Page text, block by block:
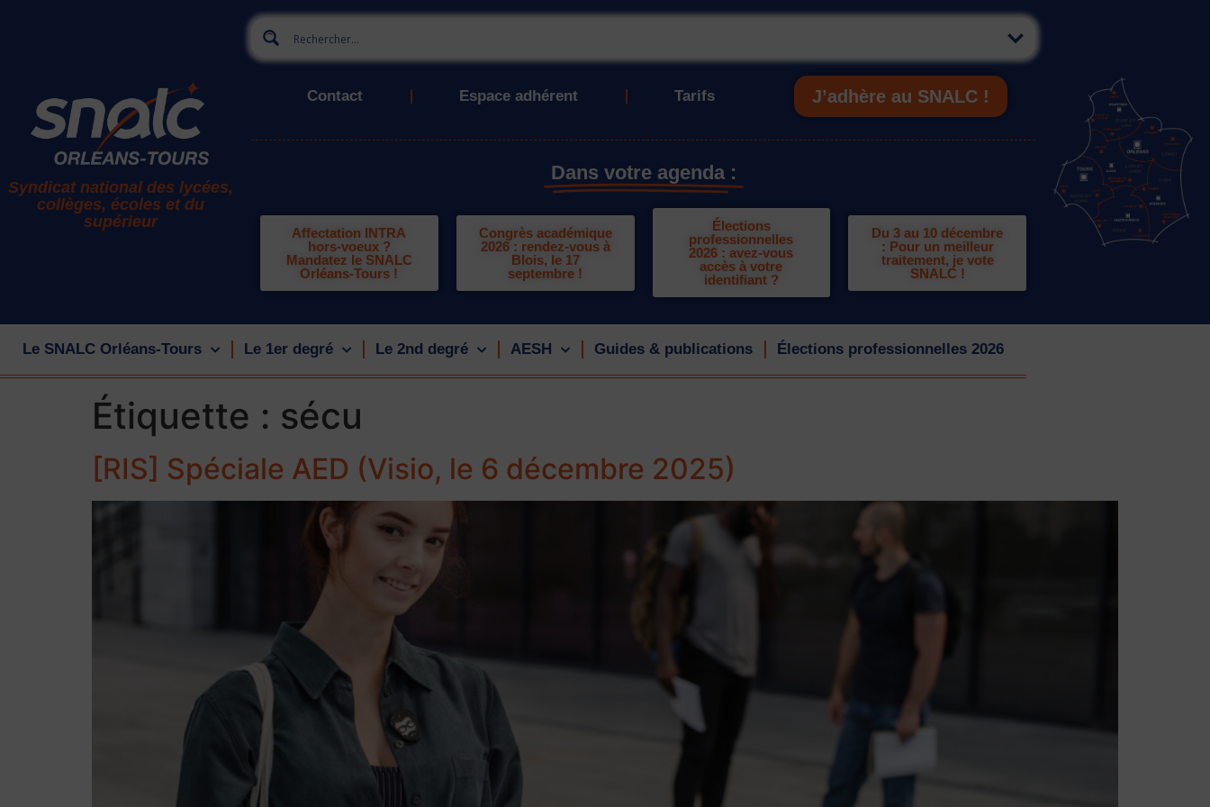
Syndicat national des lycées,
collèges, écoles et du
supérieur
Contact Espace adhérent Tarifs J’adhère au SNALC !
Dans votre agenda :
Affectation INTRA
hors-voeux ?
Mandatez le SNALC
Orléans-Tours !
Congrès académique
2026 : rendez-vous à
Blois, le 17
septembre !
Élections
professionnelles
2026 : avez-vous
accès à votre
identifiant ?
Du 3 au 10 décembre
: Pour un meilleur
traitement, je vote
SNALC !
Le SNALC Orléans-Tours Le 1er degré Le 2nd degré AESH Guides & publications Élections professionnelles 2026
Étiquette : sécu
[RIS] Spéciale AED (Visio, le 6 décembre 2025)